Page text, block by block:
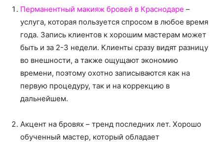
Перманентный макияж бровей в Краснодаре –
услуга, которая пользуется спросом в любое время
года. Запись клиентов к хорошим мастерам может
быть и за 2-3 недели. Клиенты сразу видят разницу
во внешности, а также ощущают экономию
времени, поэтому охотно записываются как на
первую процедуру, так и на коррекцию в
дальнейшем.
Акцент на бровях – тренд последних лет. Хорошо
обученный мастер, который обладает